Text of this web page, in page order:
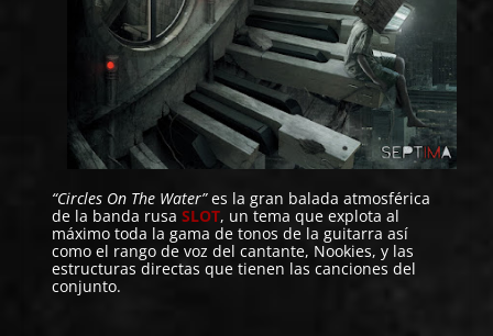
“Circles On The Water”es la gran balada atmosférica
de la banda rusaSLOT, un tema que explota al
máximo toda la gama de tonos de la guitarra así
como el rango de voz del cantante, Nookies, y las
estructuras directas que tienen las canciones del
conjunto.